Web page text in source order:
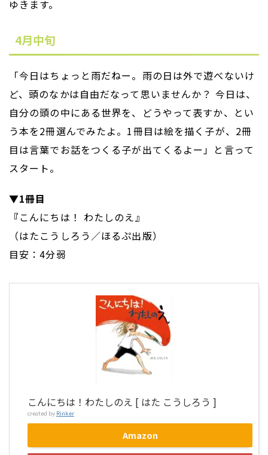
ゆきます。
4月中旬
「今日はちょっと雨だねー。雨の日は外で遊べないけ
ど、頭のなかは自由だなって思いませんか？ 今日は、
自分の頭の中にある世界を、どうやって表すか、とい
う本を2冊選んでみたよ。1冊目は絵を描く子が、2冊
目は言葉でお話をつくる子が出てくるよー」と言って
スタート。
▼1冊目
『こんにちは！ わたしのえ』
（はたこうしろう／ほるぷ出版）
目安：4分弱
こんにちは！わたしのえ [ はた こうしろう ]
created by Rinker
Amazon